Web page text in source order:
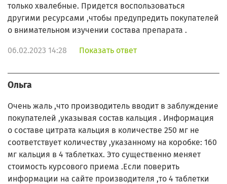
только хвалебные. Придется воспользоваться
другими ресурсами ,чтобы предупредить покупателей
о внимательном изучении состава препарата .
06.02.2023 14:28 Показать ответ
Ольга
Очень жаль ,что производитель вводит в заблуждение
покупателей ,указывая состав кальция . Информация
о составе цитрата кальция в количестве 250 мг не
соответствует количеству ,указанному на коробке: 160
мг кальция в 4 таблетках. Это существенно меняет
стоимость курсового приема .Если поверить
информации на сайте производителя ,то 4 таблетки